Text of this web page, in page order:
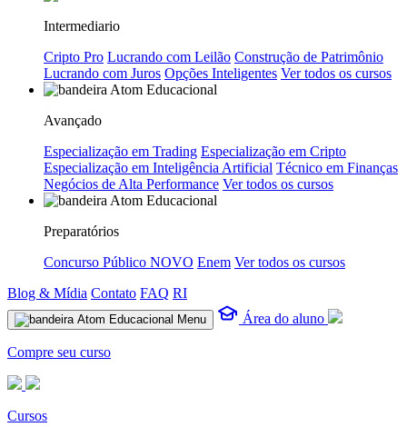
Intermediario
Cripto Pro Lucrando com Leilão Construção de Patrimônio
Lucrando com Juros Opções Inteligentes Ver todos os cursos
Avançado
Especialização em Trading Especialização em Cripto
Especialização em Inteligência Artificial Técnico em Finanças
Negócios de Alta Performance Ver todos os cursos
Preparatórios
Concurso Público NOVO Enem Ver todos os cursos
Blog & Mídia Contato FAQ RI
Menu Área do aluno
Compre seu curso
Cursos